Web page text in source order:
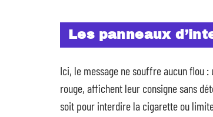
Les panneaux
Ici, le message ne souffre aucun flou
rouge, affichent leur consigne sans
soit pour interdire la cigarette ou